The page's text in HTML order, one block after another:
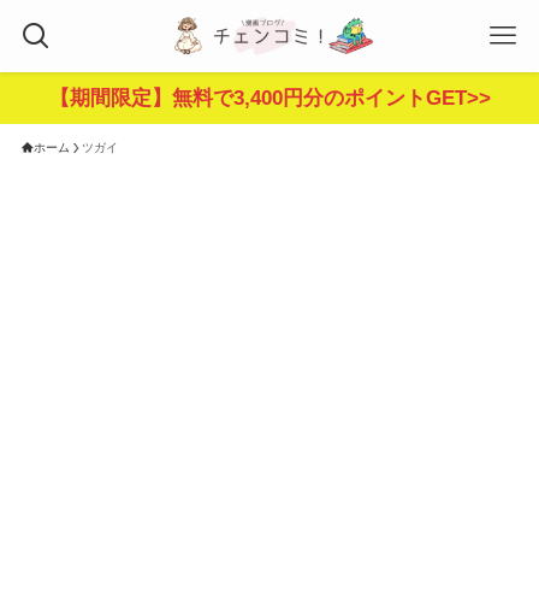
【期間限定】無料で3,400円分のポイントGET>>
ホーム ツガイ